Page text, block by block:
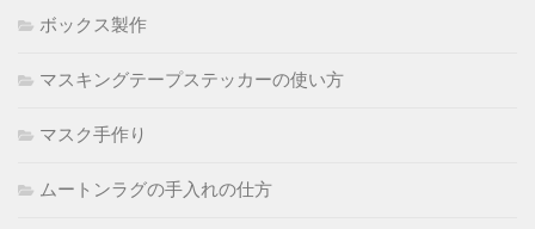
ボックス製作
マスキングテープステッカーの使い方
マスク手作り
ムートンラグの手入れの仕方